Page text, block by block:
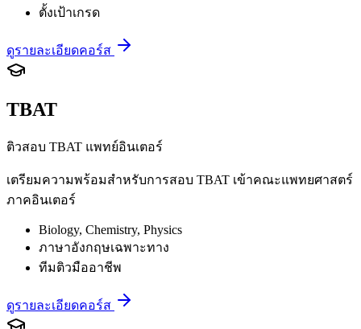
ตั้งเป้าเกรด
ดูรายละเอียดคอร์ส
TBAT
ติวสอบ TBAT แพทย์อินเตอร์
เตรียมความพร้อมสำหรับการสอบ TBAT เข้าคณะแพทยศาสตร์
ภาคอินเตอร์
Biology, Chemistry, Physics
ภาษาอังกฤษเฉพาะทาง
ทีมติวมืออาชีพ
ดูรายละเอียดคอร์ส